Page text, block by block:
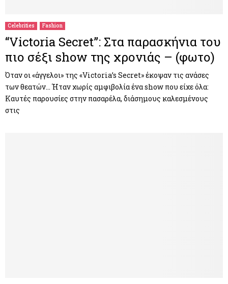
Celebrities Fashion
“Victoria Secret”: Στα παρασκήνια του
πιο σέξι show της χρονιάς – (φωτο)
Όταν οι «άγγελοι» της «Victoria’s Secret» έκοψαν τις ανάσες
των θεατών… Ήταν χωρίς αμφιβολία ένα show που είχε όλα:
Καυτές παρουσίες στην πασαρέλα, διάσημους καλεσμένους
στις